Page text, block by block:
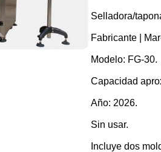
Selladora/
Fabricante |
Modelo: FG-30.
Capacidad
Año: 2026.
Sin usar.
Incluye dos